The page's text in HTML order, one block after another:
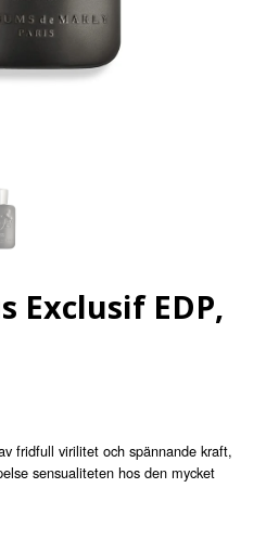
Exclusif EDP,
fridfull virilitet och spännande kraft,
sensualiteten hos den mycket